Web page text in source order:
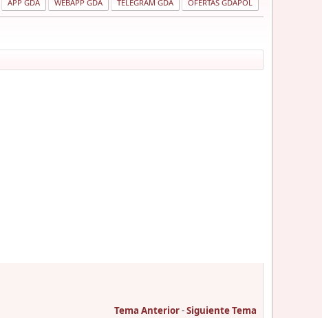
APP GDA WEBAPP GDA TELEGRAM GDA OFERTAS GDAPOL
Tema Anterior-Siguiente Tema